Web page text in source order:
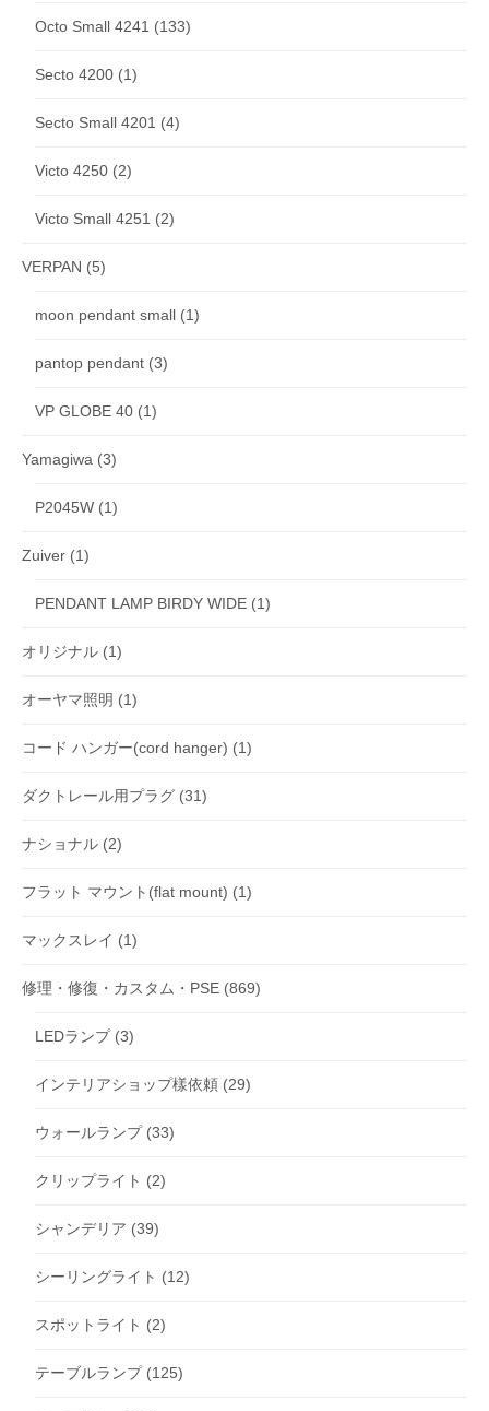
Octo Small 4241 (133)
Secto 4200 (1)
Secto Small 4201 (4)
Victo 4250 (2)
Victo Small 4251 (2)
VERPAN (5)
moon pendant small (1)
pantop pendant (3)
VP GLOBE 40 (1)
Yamagiwa (3)
P2045W (1)
Zuiver (1)
PENDANT LAMP BIRDY WIDE (1)
オリジナル (1)
オーヤマ照明 (1)
コード ハンガー(cord hanger) (1)
ダクトレール用プラグ (31)
ナショナル (2)
フラット マウント(flat mount) (1)
マックスレイ (1)
修理・修復・カスタム・PSE (869)
LEDランプ(3)
インテリアショップ樣依頼 (29)
ウォールランプ(33)
クリップライト (2)
シャンデリア (39)
シーリングライト (12)
スポットライト (2)
テーブルランプ(125)